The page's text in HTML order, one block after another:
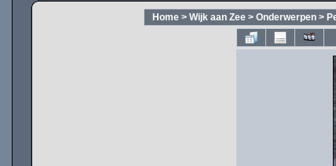
Home > Wijk aan Zee > Onderwerpen >